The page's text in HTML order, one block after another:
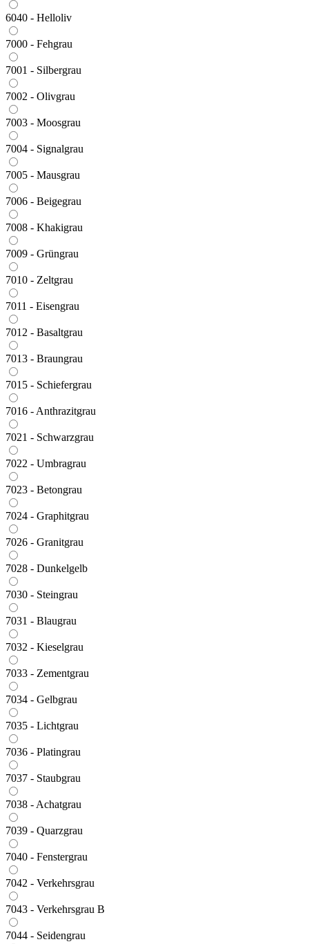
6040 - Helloliv
7000 - Fehgrau
7001 - Silbergrau
7002 - Olivgrau
7003 - Moosgrau
7004 - Signalgrau
7005 - Mausgrau
7006 - Beigegrau
7008 - Khakigrau
7009 - Grüngrau
7010 - Zeltgrau
7011 - Eisengrau
7012 - Basaltgrau
7013 - Braungrau
7015 - Schiefergrau
7016 - Anthrazitgrau
7021 - Schwarzgrau
7022 - Umbragrau
7023 - Betongrau
7024 - Graphitgrau
7026 - Granitgrau
7028 - Dunkelgelb
7030 - Steingrau
7031 - Blaugrau
7032 - Kieselgrau
7033 - Zementgrau
7034 - Gelbgrau
7035 - Lichtgrau
7036 - Platingrau
7037 - Staubgrau
7038 - Achatgrau
7039 - Quarzgrau
7040 - Fenstergrau
7042 - Verkehrsgrau
7043 - Verkehrsgrau B
7044 - Seidengrau